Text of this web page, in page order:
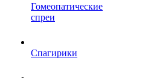
Гомеопатические
спреи
Спагирики